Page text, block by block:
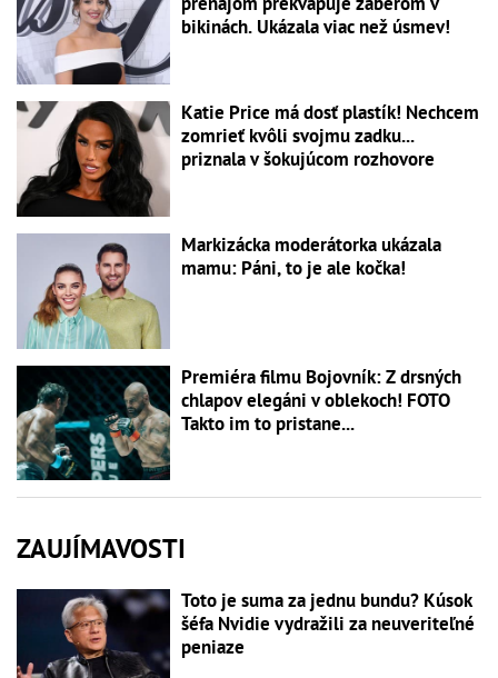
bikinách. Ukázala viac než úsmev!
Katie Price má dosť plastík! Nechcem
zomrieť kvôli svojmu zadku...
priznala v šokujúcom rozhovore
Markizácka moderátorka ukázala
mamu: Páni, to je ale kočka!
Premiéra filmu Bojovník: Z drsných
chlapov elegáni v oblekoch! FOTO
Takto im to pristane...
ZAUJÍMAVOSTI
Toto je suma za jednu bundu? Kúsok
šéfa Nvidie vydražili za neuveriteľné
peniaze